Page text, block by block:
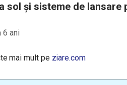
sol și sisteme de lansare
6 ani
mai mult pe ziare.com